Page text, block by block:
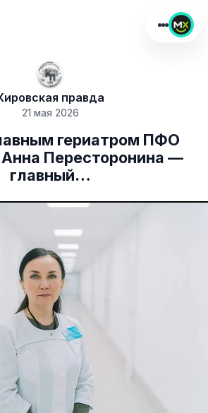
правда
21 мая 2026
гериатром ПФО
Анна Пересторонина —
главный…